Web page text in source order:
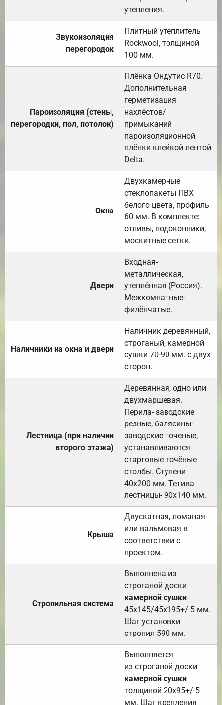
утепления.
Звукоизоляция
перегородок
Плитный утеплитель
Rockwool, толщиной
100 мм.
Пароизоляция (стены,
перегородки, пол, потолок)
Плёнка Ондутис R70.
Дополнительная
герметизация
нахлёстов/
примыканий
пароизоляционной
плёнки клейкой лентой
Delta.
Окна
Двухкамерные
стеклопакеты ПВХ
белого цвета, профиль
60 мм. В комплекте:
отливы, подоконники,
москитные сетки.
Двери
Входная-
металлическая,
утеплённая (Россия).
Межкомнатные-
филёнчатые.
Наличники на окна и двери
Наличник деревянный,
строганый, камерной
сушки 70-90 мм. с двух
сторон.
Лестница (при наличии
второго этажа)
Деревянная, одно или
двухмаршевая.
Перила- заводские
резные, балясины-
заводские точеные,
устанавливаются
стартовые точёные
столбы. Ступени
40х200 мм. Тетива
лестницы- 90х140 мм.
Крыша
Двускатная, ломаная
или вальмовая в
соответствии с
проектом.
Стропильная система
Выполнена из
строганой доски
камерной сушки
45х145/45х195+/-5 мм.
Шаг установки
стропил 590 мм.
Выполняется
из строганой доски
камерной сушки
толщиной 20х95+/-5
мм. Шаг крепления